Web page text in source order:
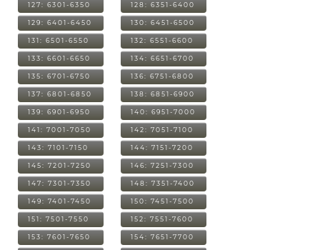
127: 6301-6350 128: 6351-6400
129: 6401-6450 130: 6451-6500
131: 6501-6550 132: 6551-6600
133: 6601-6650 134: 6651-6700
135: 6701-6750 136: 6751-6800
137: 6801-6850 138: 6851-6900
139: 6901-6950 140: 6951-7000
141: 7001-7050 142: 7051-7100
143: 7101-7150 144: 7151-7200
145: 7201-7250 146: 7251-7300
147: 7301-7350 148: 7351-7400
149: 7401-7450 150: 7451-7500
151: 7501-7550 152: 7551-7600
153: 7601-7650 154: 7651-7700